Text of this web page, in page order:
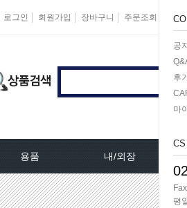
로그인 회원가입 장바구니 주문조회 마
스]
용품
오토크로바모음전
내/외장
도어핸들[내켓치.
공지
후기
마
평